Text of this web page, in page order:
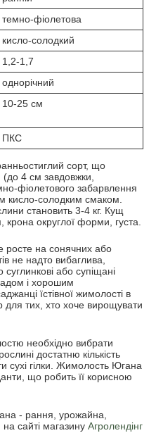
темно-фіолетова
кисло-солодкий
1,2-1,7
однорічний
10-25 см
ПКС
сорт, що
(до 4 см завдовжки,
фіолетового забарвлення
кисло-солодким смаком.
становить 3-4 кг. Кущ
округлої форми, густа.
росте на сонячних або
не надто вибаглива,
суглинкові або супіщані
і хорошим
їстівної жимолості в
для тих, хто хоче вирощувати
необхідно вибрати
достатню кількість
сухі гілки. Жимолость Югана
що робить її корисною
- рання, урожайна,
сайті магазину Агролендінг